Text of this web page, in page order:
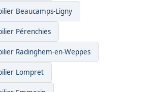
Beaucamps-Ligny
Pérenchies
Radinghem-en-Weppes
Lompret